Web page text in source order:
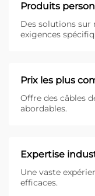
Produits
Des solutions sur
exigences
Prix les plus
Offre des câbles
abordables.
Expertise
Une vaste
efficaces.